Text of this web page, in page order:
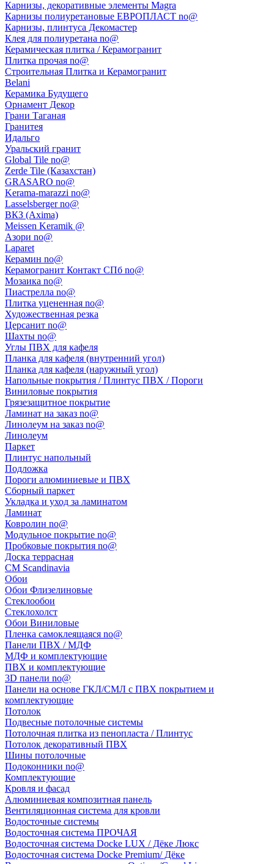
Карнизы, декоративные элементы Magra
Карнизы полиуретановые ЕВРОПЛАСТ no@
Карнизы, плинтуса Декомастер
Клея для полиуретана no@
Керамическая плитка / Керамогранит
Плитка прочая no@
Строительная Плитка и Керамогранит
Belani
Керамика Будущего
Орнамент Декор
Грани Таганая
Гранитея
Идальго
Уральский гранит
Global Tile no@
Zerde Tile (Казахстан)
GRASARO no@
Kerama-marazzi no@
Lasselsberger no@
ВКЗ (Axima)
Meissen Keramik @
Азори no@
Laparet
Керамин no@
Керамогранит Контакт СПб no@
Мозаика no@
Пиастрелла no@
Плитка уцененная no@
Художественная резка
Церсанит no@
Шахты no@
Углы ПВХ для кафеля
Планка для кафеля (внутренний угол)
Планка для кафеля (наружный угол)
Напольные покрытия / Плинтус ПВХ / Пороги
Виниловые покрытия
Грязезащитное покрытие
Ламинат на заказ no@
Линолеум на заказ no@
Линолеум
Паркет
Плинтус напольный
Подложка
Пороги алюминиевые и ПВХ
Сборный паркет
Укладка и уход за ламинатом
Ламинат
Ковролин no@
Модульное покрытие no@
Пробковые покрытия no@
Доска террасная
CM Scandinavia
Обои
Обои Флизелиновые
Стеклообои
Стеклохолст
Обои Виниловые
Пленка самоклеящаяся no@
Панели ПВХ / МДФ
МДФ и комплектующие
ПВХ и комплектующие
3D панели no@
Панели на основе ГКЛ/СМЛ с ПВХ покрытием и
комплектующие
Потолок
Подвесные потолочные системы
Потолочная плитка из пенопласта / Плинтус
Потолок декоративный ПВХ
Шины потолочные
Подоконники no@
Комплектующие
Кровля и фасад
Алюминиевая композитная панель
Вентиляционная система для кровли
Водосточные системы
Водосточная система ПРОЧАЯ
Водосточная система Docke LUX / Дёке Люкс
Водосточная система Docke Premium/ Дёке